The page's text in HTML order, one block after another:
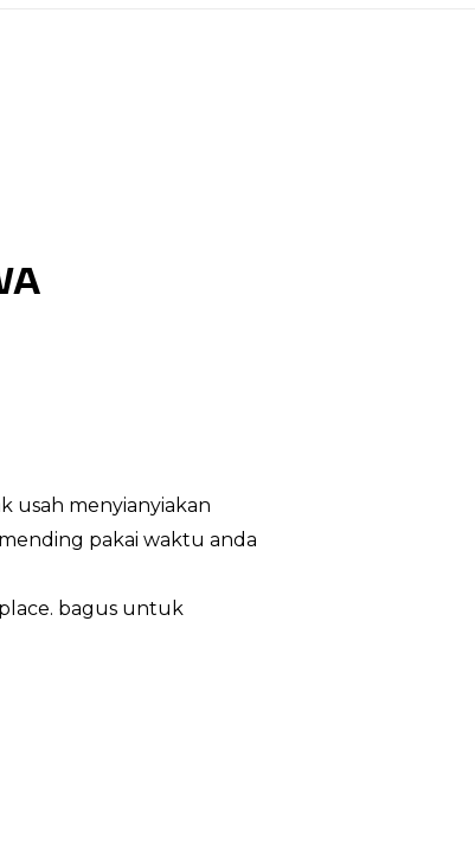
usah menyianyiakan
pakai waktu anda
bagus untuk